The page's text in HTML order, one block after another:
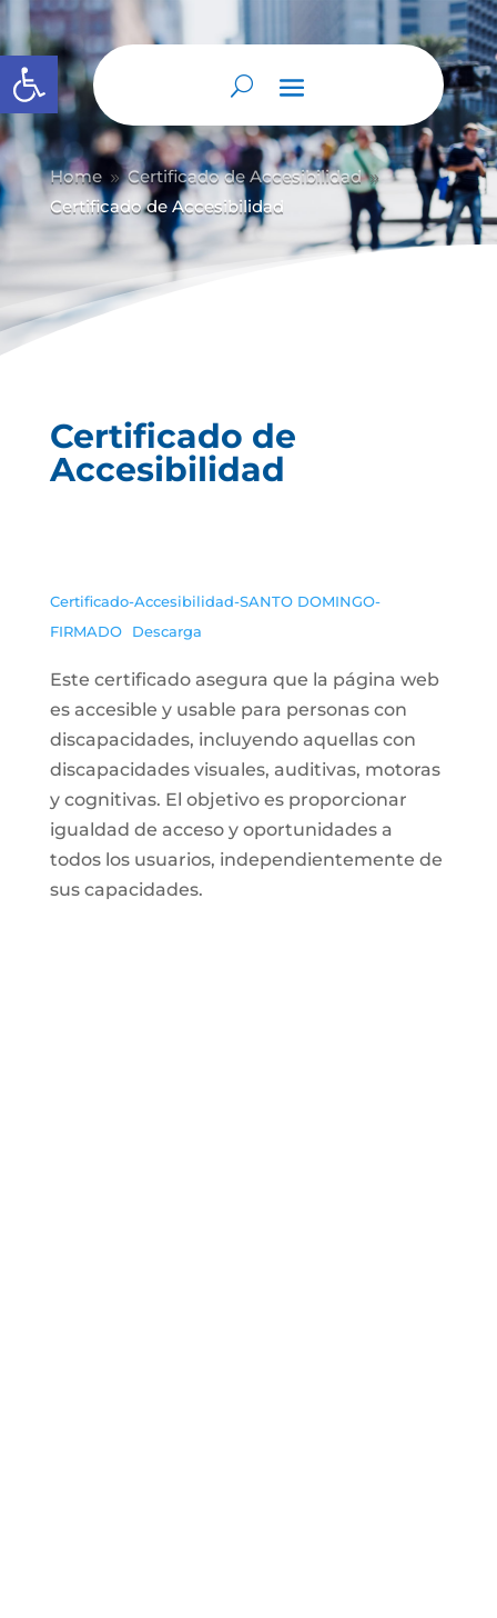
Abrir barra de herramientas
Home 9 Certificado de Accesibilidad 9
Certificado de Accesibilidad
Certificado de
Accesibilidad
Certificado-Accesibilidad-SANTO DOMINGO-
FIRMADO
Descarga
Este certificado asegura que la página web
es accesible y usable para personas con
discapacidades, incluyendo aquellas con
discapacidades visuales, auditivas, motoras
y cognitivas. El objetivo es proporcionar
igualdad de acceso y oportunidades a
todos los usuarios, independientemente de
sus capacidades.